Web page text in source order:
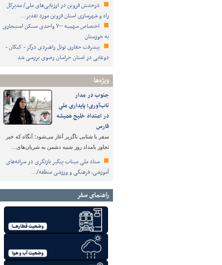
درخشش قزوین در ارزیابی‌های ملی/ مدیرکل
راه و شهرسازی استان قزوین مورد تقدیر…
اختصاص سهمیه ۷۰۰ واحدی مسکن استیجاری
به خوزستان
پیشرفت حفاری تونل راهبردی درگز - کبکان -
دوغایی در استان خراسان رضوی بررسی شد
ویژه‌ها
جنوب در مدار
تاب‌آوری؛ پایداری ملی
در امتداد خلیج همیشه
فارس
سفر با شتابی ناگزیر آغاز می‌شود؛ آنگاه که خبر
تجاوز بامداد روز شنبه دشمن به شریان‌های…
ستاد ملی میناب پیگیر بازنگری در سرانه‌های
آموزشی، فرهنگی و ورزشی منطقه/…
راهنمای سفر